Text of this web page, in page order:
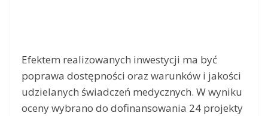
Efektem realizowanych inwestycji ma być
poprawa dostępności oraz warunków i jakości
udzielanych świadczeń medycznych. W wyniku
oceny wybrano do dofinansowania 24 projekty